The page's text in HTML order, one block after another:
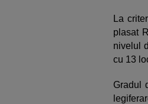
La
plasat
nivelul
cu 13
Gradul